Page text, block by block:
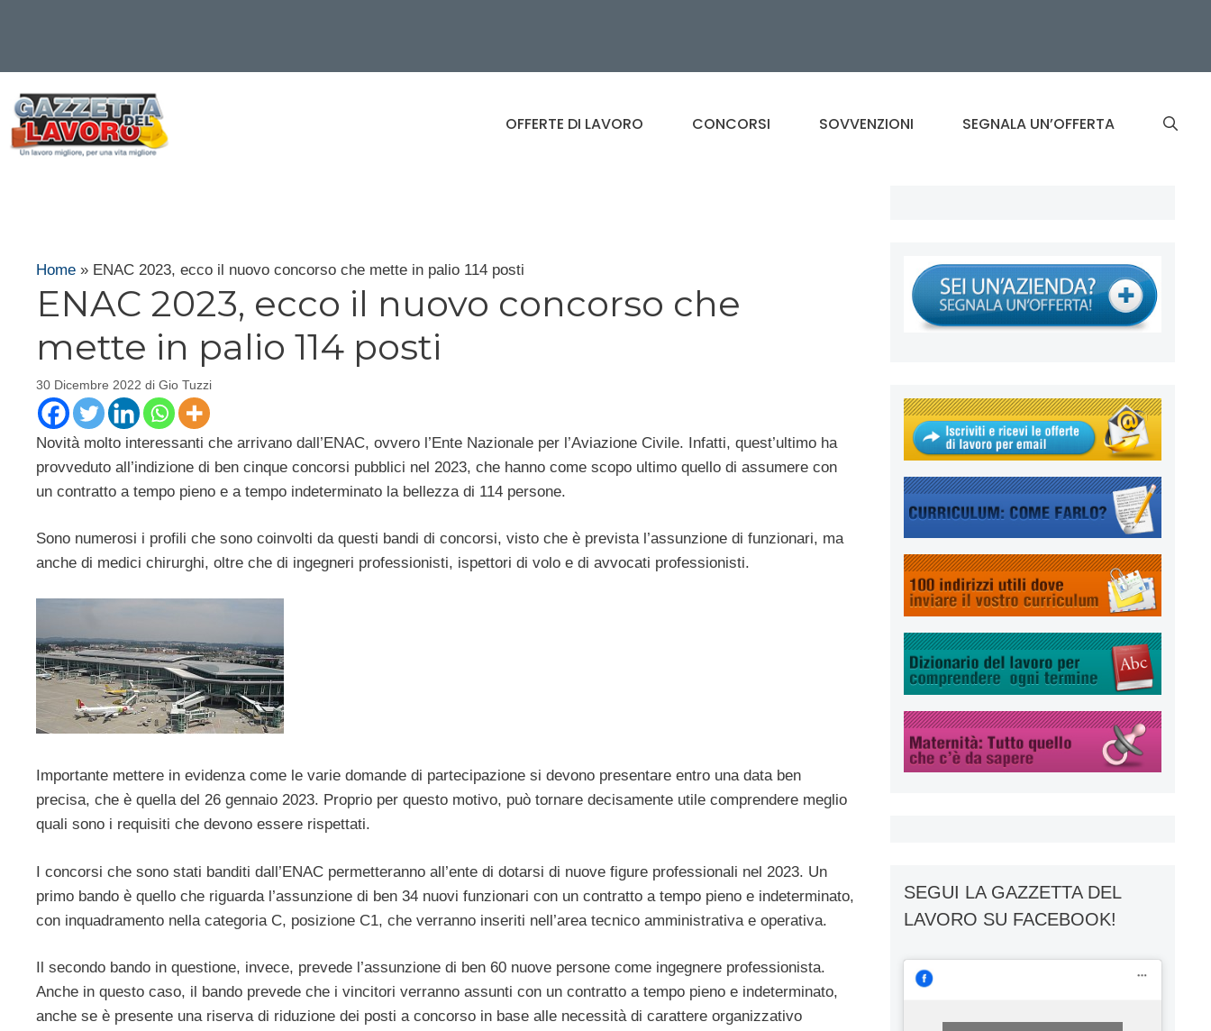
contenuto
OFFERTE DI LAVORO CONCORSI SOVVENZIONI SEGNALA UN’OFFERTA
Home » ENAC 2023, ecco il nuovo concorso che mette in palio 114 posti
ENAC 2023, ecco il nuovo concorso che
mette in palio 114 posti
30 Dicembre 2022 di Gio Tuzzi
Novità molto interessanti che arrivano dall’ENAC, ovvero l’Ente Nazionale per l’Aviazione Civile. Infatti, quest’ultimo ha
provveduto all’indizione di ben cinque concorsi pubblici nel 2023, che hanno come scopo ultimo quello di assumere con
un contratto a tempo pieno e a tempo indeterminato la bellezza di 114 persone.
Sono numerosi i profili che sono coinvolti da questi bandi di concorsi, visto che è prevista l’assunzione di funzionari, ma
anche di medici chirurghi, oltre che di ingegneri professionisti, ispettori di volo e di avvocati professionisti.
Importante mettere in evidenza come le varie domande di partecipazione si devono presentare entro una data ben
precisa, che è quella del 26 gennaio 2023. Proprio per questo motivo, può tornare decisamente utile comprendere meglio
quali sono i requisiti che devono essere rispettati.
I concorsi che sono stati banditi dall’ENAC permetteranno all’ente di dotarsi di nuove figure professionali nel 2023. Un
primo bando è quello che riguarda l’assunzione di ben 34 nuovi funzionari con un contratto a tempo pieno e indeterminato,
con inquadramento nella categoria C, posizione C1, che verranno inseriti nell’area tecnico amministrativa e operativa.
Il secondo bando in questione, invece, prevede l’assunzione di ben 60 nuove persone come ingegnere professionista.
Anche in questo caso, il bando prevede che i vincitori verranno assunti con un contratto a tempo pieno e indeterminato,
anche se è presente una riserva di riduzione dei posti a concorso in base alle necessità di carattere organizzativo
SEGUI LA GAZZETTA DEL
LAVORO SU FACEBOOK!